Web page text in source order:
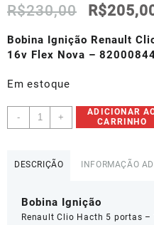
R$230,00
O
original
era:
R$
Bobina Ignição Renault
16v Flex Nova –
Em estoque
-
Bobina
Ignição
Clio
Kangoo
206
Flex
+
ADICIONAR
CARRINHO
DESCRIÇÃO INFORMAÇÃO
Bobina Ignição
Renault Clio Hacth 5 portas –